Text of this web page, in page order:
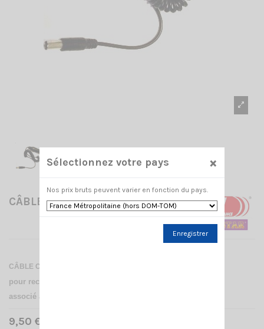
CÂBLE CHARGEUR
CÂBLE CHARGEUR AVEC PRISE ALLUME CIGARE
pour recharger votre talky dans un véhicule,
associé avec le socle du chargeur de table
9,50 € TTC
Sélectionnez votre pays ×
Nos prix bruts peuvent varier en fonction du pays.
Enregistrer